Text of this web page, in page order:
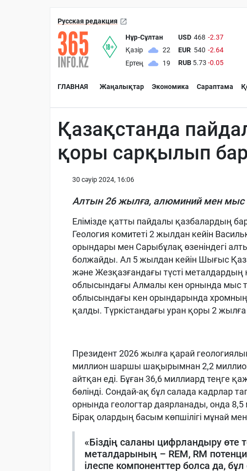
Русская редакция
Нұр-Сұлтан
Қазір
22
Ертең
19
USD 468 -2.37
EUR 540 -2.64
RUB 5.73 -0.05
ГЛАВНАЯ Жаңалықтар Экономика Сараптама
Қазақстанда
қоры сарқылып
30 сәуiр 2024, 16:06
Алтын 26 жылға, алюминий мен мыс
Елімізде қатты пайдалы қазбалардың
Геология комитеті 2 жылдан кейін
орындары мен Сарыбұлақ өзеніндегі
болжайды. Ал 5 жылдан кейін Шығыс
және Жезқазғандағы түсті
облысындағы Алмалы кен орнында мыс
облысындағы кен орындарында
қалды. Түркістандағы уран қоры 2 жылға
Президент 2026 жылға қарай
миллион шаршы шақырымнан 2,2
айтқан еді. Бұған 36,6 миллиард теңге
бөлінді. Сондай-ақ бұл салада кадрлар
орнында геологтар даярланады, онда
Бірақ олардың басым көпшілігі мұнай мен
«Біздің саланы цифрландыру өте
металдарының – REM, RM
ілеспе компоненттер болса да,